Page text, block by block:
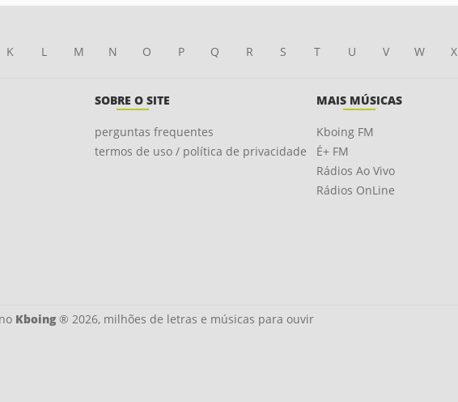
K L M N O P Q R S T U V W X
SOBRE O SITE
perguntas frequentes
termos de uso / política de privacidade
MAIS MÚSICAS
Kboing FM
É+ FM
Rádios Ao Vivo
Rádios OnLine
Kboing® 2026, milhões de letras e músicas para ouvir